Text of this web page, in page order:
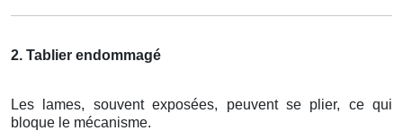
2. Tablier endommagé
Les lames, souvent exposées, peuvent se plier, ce qui
bloque le mécanisme.